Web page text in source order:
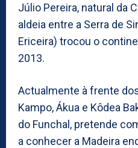
Júlio Pereira, natural da
aldeia entre a Serra de
Ericeira) trocou o
2013.
Actualmente à frente
Kampo, Ákua e Kôdea
do Funchal, pretende
a conhecer a Madeira